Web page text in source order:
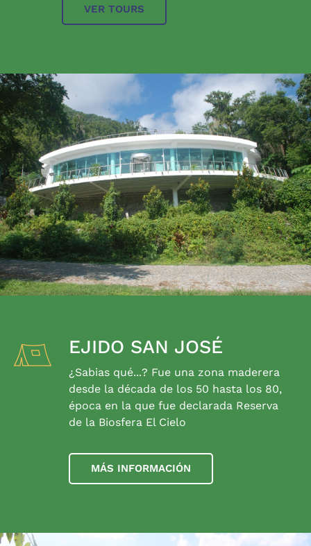
VER TOURS
EJIDO SAN JOSÉ
¿Sabias qué...? Fue una zona maderera
desde la década de los 50 hasta los 80,
época en la que fue declarada Reserva
de la Biosfera El Cielo
MÁS INFORMACIÓN